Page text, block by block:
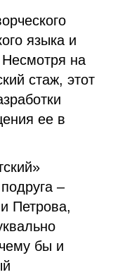
языка и
на
стаж, этот
ее в
–
Петрова,
бы и